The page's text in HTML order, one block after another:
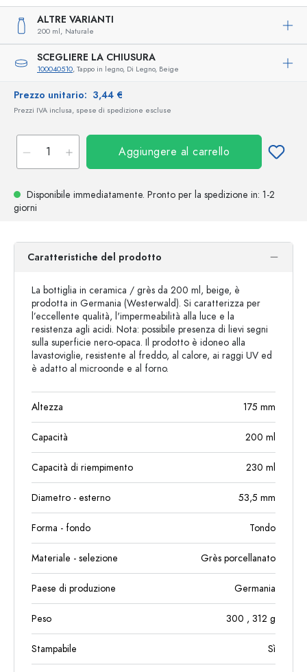
ALTRE VARIANTI
200 ml, Naturale
SCEGLIERE LA CHIUSURA
100040510, Tappo in legno, Di Legno, Beige
Prezzo unitario: 3,44 €
Prezzi IVA inclusa, spese di spedizione escluse
Aggiungere al carrello
Disponibile immediatamente. Pronto per la spedizione in: 1-2
giorni
Caratteristiche del prodotto
La bottiglia in ceramica / grès da 200 ml, beige, è
prodotta in Germania (Westerwald). Si caratterizza per
l’eccellente qualità, l'impermeabilità alla luce e la
resistenza agli acidi. Nota: possibile presenza di lievi segni
sulla superficie nero-opaca. Il prodotto è idoneo alla
lavastoviglie, resistente al freddo, al calore, ai raggi UV ed
è adatto al microonde e al forno.
Altezza 175 mm
Capacità 200 ml
Capacità di riempimento 230 ml
Diametro - esterno 53,5 mm
Forma - fondo Tondo
Materiale - selezione Grès porcellanato
Paese di produzione Germania
Peso 300 , 312 g
Stampabile Sì